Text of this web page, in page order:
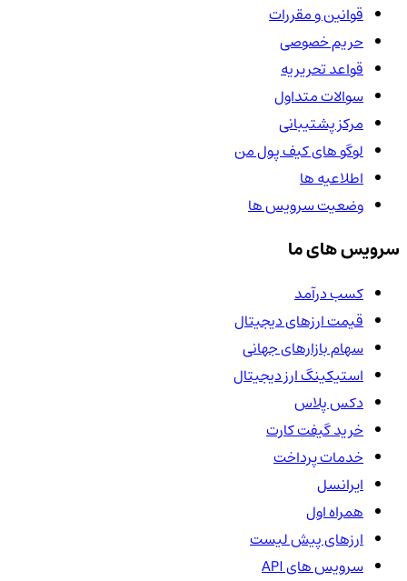
قوانین و مقررات
حریم خصوصی
قواعد تحریریه
سوالات متداول
مرکز پشتیبانی
لوگو های کیف پول من
اطلاعیه ها
وضعیت سرویس ها
سرویس های ما
کسب درآمد
قیمت ارزهای دیجیتال
سهام بازارهای جهانی
استیکینگ ارز دیجیتال
دکس پلاس
خرید گیفت کارت
خدمات پرداخت
ایرانسل
همراه اول
ارزهای پیش لیست
سرویس های API